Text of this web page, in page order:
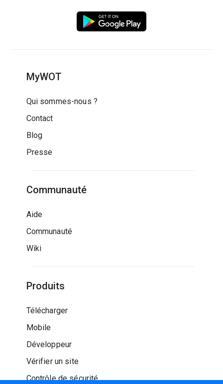
MyWOT
Qui sommes-nous ?
Contact
Blog
Presse
Communauté
Aide
Communauté
Wiki
Produits
Télécharger
Mobile
Développeur
Vérifier un site
Contrôle de sécurité